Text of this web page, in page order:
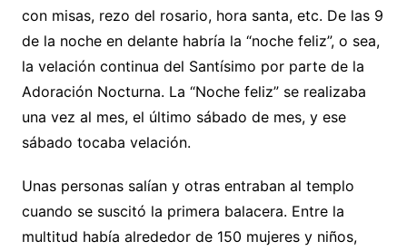
con misas, rezo del rosario, hora santa, etc. De las 9
de la noche en delante habría la “noche feliz”, o sea,
la velación continua del Santísimo por parte de la
Adoración Nocturna. La “Noche feliz” se realizaba
una vez al mes, el último sábado de mes, y ese
sábado tocaba velación.
Unas personas salían y otras entraban al templo
cuando se suscitó la primera balacera. Entre la
multitud había alrededor de 150 mujeres y niños,